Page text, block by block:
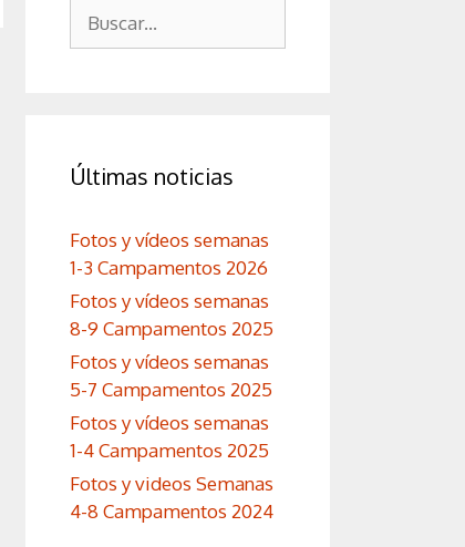
Últimas noticias
Fotos y vídeos semanas
1-3 Campamentos 2026
Fotos y vídeos semanas
8-9 Campamentos 2025
Fotos y vídeos semanas
5-7 Campamentos 2025
Fotos y vídeos semanas
1-4 Campamentos 2025
Fotos y videos Semanas
4-8 Campamentos 2024